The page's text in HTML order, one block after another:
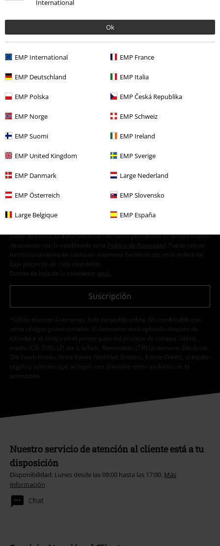
International
Ok
EMP International EMP France
EMP Deutschland EMP Italia
EMP Polska EMP Česká Republika
EMP Norge EMP Schweiz
EMP Suomi EMP Ireland
EMP United Kingdom EMP Sverige
EMP Danmark Large Nederland
EMP Österreich EMP Slovensko
Large Belgique EMP España
Marcas Ropa Spiral Ropa
Camisetas
Marcas Ropa Ropa Camisetas & Tops Camisetas
E-mail Newsletter
suscríbete ahora!Más
Doy mi consentimiento para recibir la newsletter de EMP y acepto que
E.M.P. Merchandising Handelsgesellschaft mbH procese mis datos
sobre su oferta. El tratamiento de mis datos personales se llevará a cabo
de acuerdo con lo establecido en la Política de Privacidad . Puedo retirar
mi consentimiento en cualquier momento haciendo clic en el enlace de
baja presente en cada newsletter.
Darme de baja de la newsletter aquí
Suscripción
*Válido durante 4 semanas. Solo canjeable online. No combinable con
otros códigos promocionales. El descuento será aplicado después de
introducir el código en el primer paso del proceso de compra. Libros,
media (CD, DVD, LP, etc.), tickets, Rammstein, (Till) Lindemann, Die Ärzte,
Die Toten Hosen, Feine Sahne Fischfilet, Broilers, Böhse Onkelz, cheques-
regalo y artículos que incluyen una donación están excluidos de la
promoción.
Nuestro servicio de atención al cliente está a tu
disposición
Disponibilidad: Lunes desde las 09:00 hasta las 17:00. Más
información
Chat